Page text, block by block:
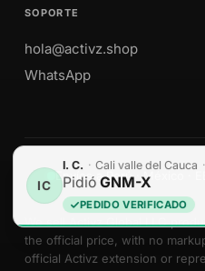
IC
I. C. · Cali valle del Cauca ·
Pidió GNM-X
PEDIDO VERIFICADO
SOPORTE
hola@activz.shop
WhatsApp
Envíos a Perú · México ·
We sell Activz Global LLC
the official price, with no
official Activz extension or